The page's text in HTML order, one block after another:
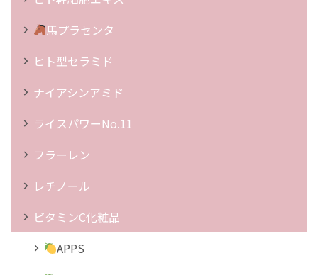
馬プラセンタ
ヒト型セラミド
ナイアシンアミド
ライスパワーNo.11
フラーレン
レチノール
ビタミンC化粧品
APPS